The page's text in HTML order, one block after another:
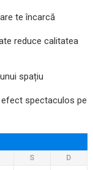
te încarcă
reduce calitatea
spațiu
spectaculos pe
S
D